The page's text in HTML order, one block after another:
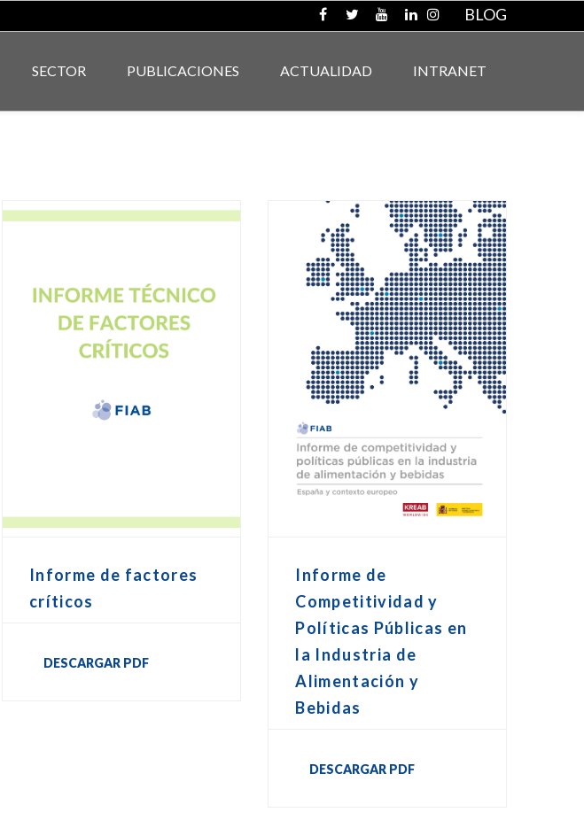
BLOG
SECTOR PUBLICACIONES ACTUALIDAD INTRANET
Informe de factores
críticos
DESCARGAR PDF
Informe de
Competitividad y
Políticas Públicas en
la Industria de
Alimentación y
Bebidas
DESCARGAR PDF